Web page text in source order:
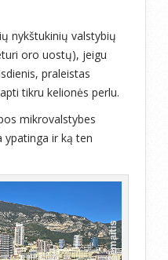
nykštukinių valstybių
oro uostų), jeigu
praleistas
tikru kelionės perlu.
mikrovalstybes
ypatinga ir ką ten